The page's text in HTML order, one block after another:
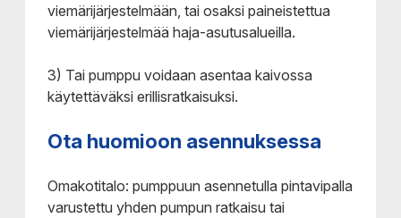
viemärijärjestelmään, tai osaksi paineistettua
viemärijärjestelmää haja-asutusalueilla.
3) Tai pumppu voidaan asentaa kaivossa
käytettäväksi erillisratkaisuksi.
Ota huomioon asennuksessa
Omakotitalo: pumppuun asennetulla pintavipalla
varustettu yhden pumpun ratkaisu tai